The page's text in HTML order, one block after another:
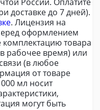
доставке до 7 дней).
. Лицензия на
оформлением
комплектацию товара
рабочее время) или
(в любое
от товаре
мл носит
могут быть